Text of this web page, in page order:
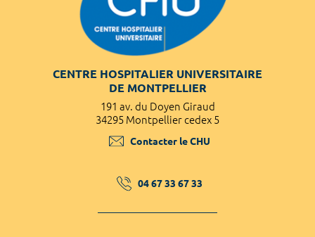
CENTRE HOSPITALIER UNIVERSITAIRE
DE MONTPELLIER
191 av. du Doyen Giraud
34295 Montpellier cedex 5
Contacter le CHU
04 67 33 67 33